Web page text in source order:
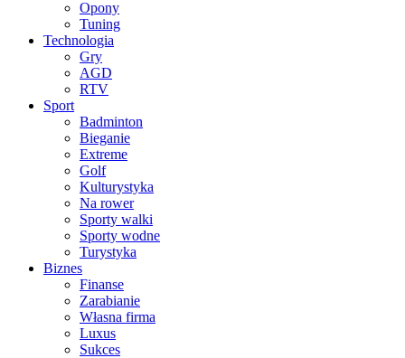
Opony
Tuning
Technologia
Gry
AGD
RTV
Sport
Badminton
Bieganie
Extreme
Golf
Kulturystyka
Na rower
Sporty walki
Sporty wodne
Turystyka
Biznes
Finanse
Zarabianie
Własna firma
Luxus
Sukces